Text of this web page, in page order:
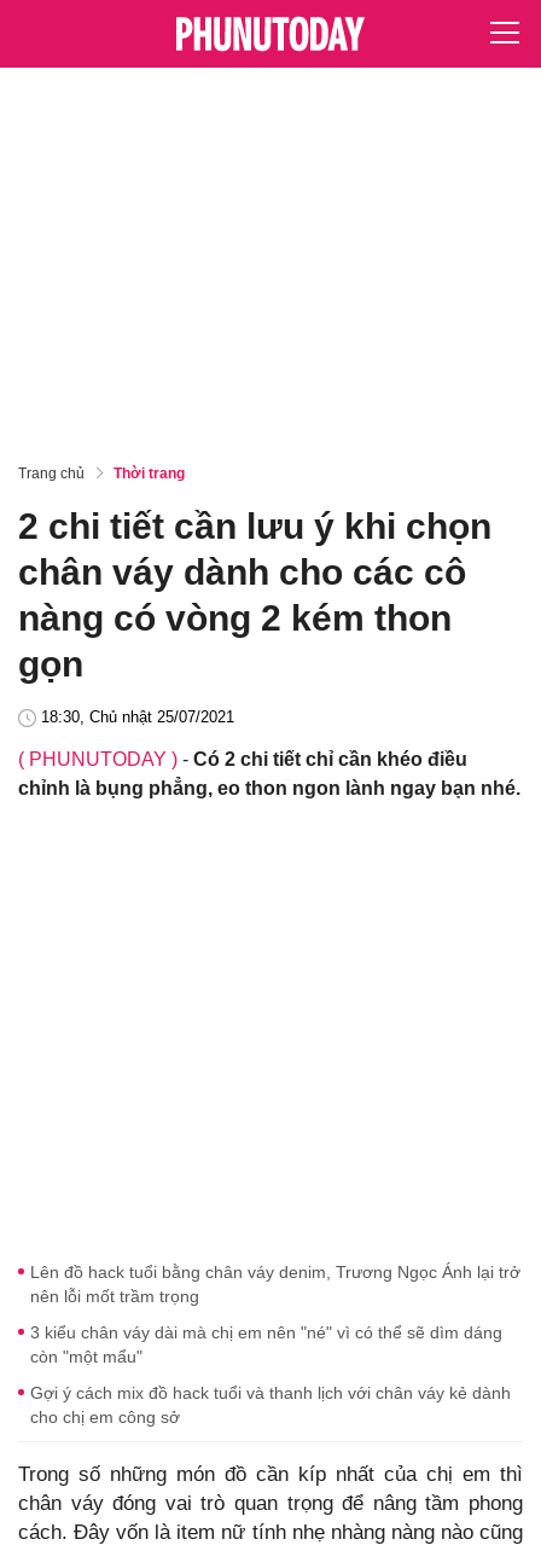
Trang chủ Thời trang
2 chi tiết cần lưu ý khi chọn
chân váy dành cho các cô
nàng có vòng 2 kém thon
gọn
18:30, Chủ nhật 25/07/2021
( PHUNUTODAY ) - Có 2 chi tiết chỉ cần khéo điều
chỉnh là bụng phẳng, eo thon ngon lành ngay bạn nhé.
Lên đồ hack tuổi bằng chân váy denim, Trương Ngọc Ánh lại trở
nên lỗi mốt trầm trọng
3 kiểu chân váy dài mà chị em nên "né" vì có thể sẽ dìm dáng
còn "một mẩu"
Gợi ý cách mix đồ hack tuổi và thanh lịch với chân váy kẻ dành
cho chị em công sở
Trong số những món đồ cần kíp nhất của chị em thì
chân váy đóng vai trò quan trọng để nâng tầm phong
cách. Đây vốn là item nữ tính nhẹ nhàng nàng nào cũng